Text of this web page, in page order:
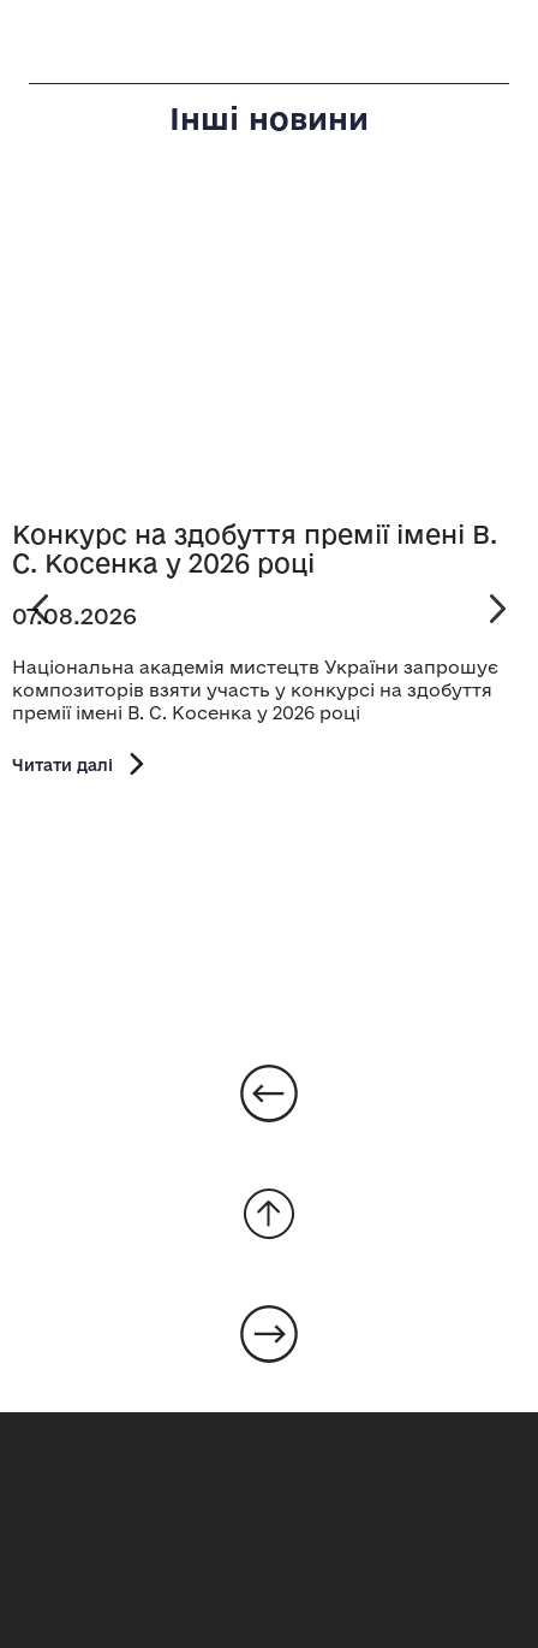
Інші новини
Конкурс на здобуття премії імені В.
С. Косенка у 2026 році
07.08.2026
Національна академія мистецтв України запрошує
композиторів взяти участь у конкурсі на здобуття
премії імені В. С. Косенка у 2026 році
Читати далі